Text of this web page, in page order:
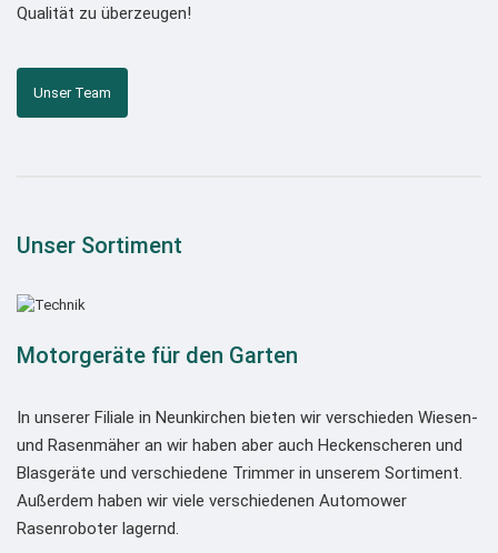
Qualität zu überzeugen!
Unser Team
Unser Sortiment
Motorgeräte für den Garten
In unserer Filiale in Neunkirchen bieten wir verschieden Wiesen-
und Rasenmäher an wir haben aber auch Heckenscheren und
Blasgeräte und verschiedene Trimmer in unserem Sortiment.
Außerdem haben wir viele verschiedenen Automower
Rasenroboter lagernd.